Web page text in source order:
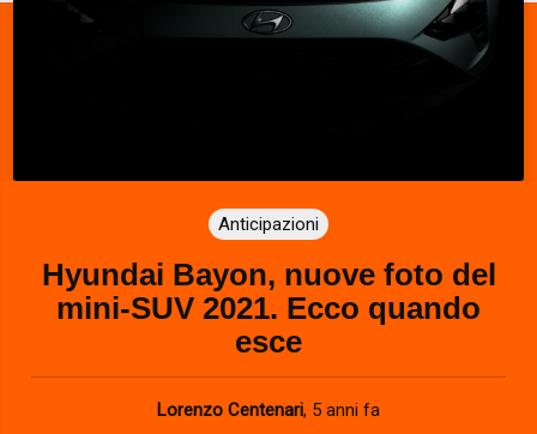
Anticipazioni
Hyundai Bayon, nuove foto del
mini-SUV 2021. Ecco quando
esce
Lorenzo Centenari, 5 anni fa